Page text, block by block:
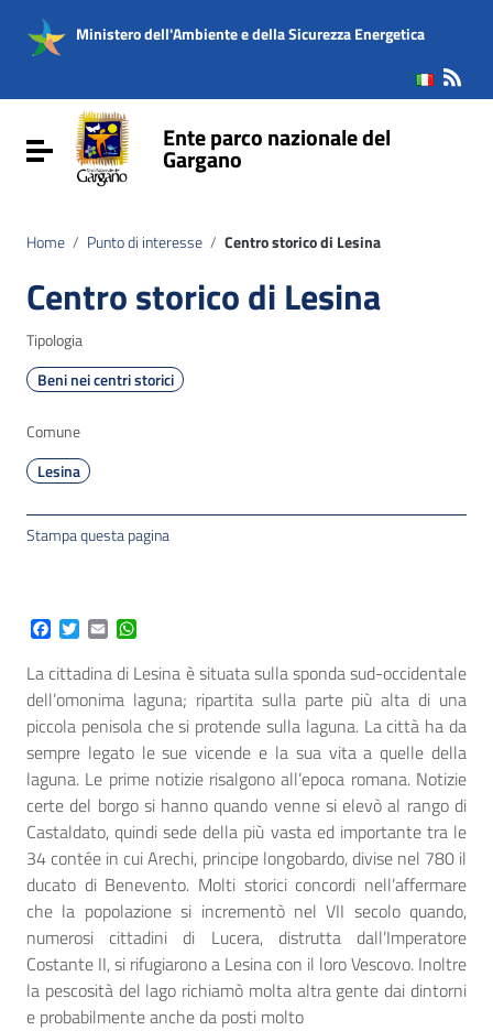
Vai al menu di navigazione
Vai al footer
Ministero dell'Ambiente e della Sicurezza Energetica
Attiva / disattiva la navigazioneEnte parco nazionale del
Gargano
Home / Punto di interesse / Centro storico di Lesina
Centro storico di Lesina
Tipologia
Beni nei centri storici
Comune
Lesina
Stampa questa pagina
Facebook
Twitter
Email
La cittadina di Lesina è situata sulla sponda sud-occidentale
dell’omonima laguna; ripartita sulla parte più alta di una
piccola penisola che si protende sulla laguna. La città ha da
sempre legato le sue vicende e la sua vita a quelle della
laguna. Le prime notizie risalgono all’epoca romana. Notizie
certe del borgo si hanno quando venne si elevò al rango di
Castaldato, quindi sede della più vasta ed importante tra le
34 contée in cui Arechi, principe longobardo, divise nel 780 il
ducato di Benevento. Molti storici concordi nell’affermare
che la popolazione si incrementò nel VII secolo quando,
numerosi cittadini di Lucera, distrutta dall’Imperatore
Costante II, si rifugiarono a Lesina con il loro Vescovo. Inoltre
la pescosità del lago richiamò molta altra gente dai dintorni
e probabilmente anche da posti molto